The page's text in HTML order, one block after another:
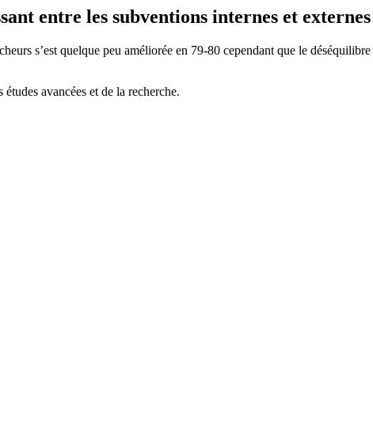
entre les subventions internes et externes
s’est quelque peu améliorée en 79-80 cependant que le
avancées et de la recherche.